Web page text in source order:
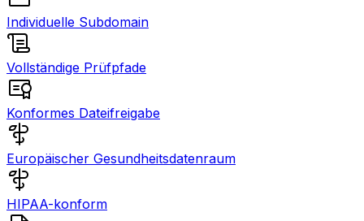
Individuelle Subdomain
Vollständige Prüfpfade
Konformes Dateifreigabe
Europäischer Gesundheitsdatenraum
HIPAA-konform